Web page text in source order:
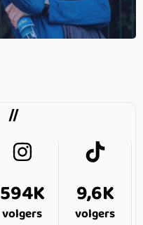
594K
volgers
9,6K
volgers